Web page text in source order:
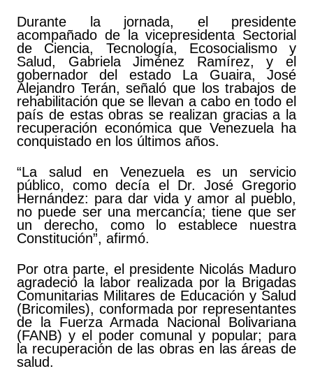
Durante la jornada, el presidente
acompañado de la vicepresidenta Sectorial
de Ciencia, Tecnología, Ecosocialismo y
Salud, Gabriela Jiménez Ramírez, y el
gobernador del estado La Guaira, José
Alejandro Terán, señaló que los trabajos de
rehabilitación que se llevan a cabo en todo el
país de estas obras se realizan gracias a la
recuperación económica que Venezuela ha
conquistado en los últimos años.
“La salud en Venezuela es un servicio
público, como decía el Dr. José Gregorio
Hernández: para dar vida y amor al pueblo,
no puede ser una mercancía; tiene que ser
un derecho, como lo establece nuestra
Constitución”, afirmó.
Por otra parte, el presidente Nicolás Maduro
agradeció la labor realizada por la Brigadas
Comunitarias Militares de Educación y Salud
(Bricomiles), conformada por representantes
de la Fuerza Armada Nacional Bolivariana
(FANB) y el poder comunal y popular; para
la recuperación de las obras en las áreas de
salud.